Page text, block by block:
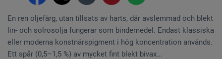
En ren oljefärg, utan tillsats av harts, där avslemmad och blekt
lin- och solrosolja fungerar som bindemedel. Endast klassiska
eller moderna konstnärspigment i hög koncentration används.
Ett spår (0,5–1,5 %) av mycket fint blekt bivax...